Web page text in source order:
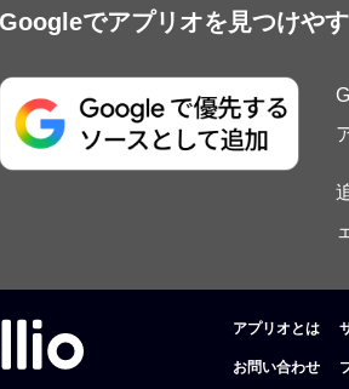
Googleでアプリオを見つけやす
アプリオとは
お問い合わせ